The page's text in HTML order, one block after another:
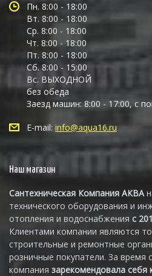
Пн. 8:00 - 18:00
Вт. 8:00 - 18:00
Ср. 8:00 - 18:00
Чт. 8:00 - 18:00
Пт. 8:00 - 18:00
Сб. 8:00 - 15:00
Вс. ВЫХОДНОЙ
без обеда
Заезд машин: 8:00 - 17:00, с
E-mail: info@aqua16.ru
Наш магазин
Сантехническая Компания АКВА
технического оборудования и
отопления и водоснабжения с
Клиентами компании являются
строительные и ремонтные
розничные покупатели. За время
компания зарекомендовала себя